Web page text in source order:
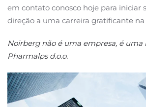
em contato conosco hoje para iniciar
direção a uma carreira gratificante na
Noirberg não é uma empresa, é uma
Pharmalps d.o.o.